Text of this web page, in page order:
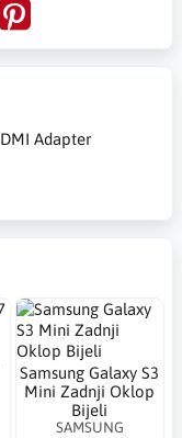
Adapter
Samsung Galaxy S3
Mini Zadnji Oklop
Bijeli
SAMSUNG